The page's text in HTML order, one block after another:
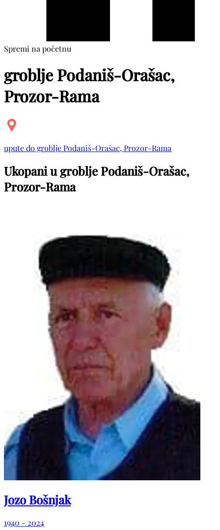
Spremi na početnu
groblje Podaniš-Orašac,
Prozor-Rama
upute do groblje Podaniš-Orašac, Prozor-Rama
Ukopani u groblje Podaniš-Orašac,
Prozor-Rama
Jozo Bošnjak
1940 - 2024